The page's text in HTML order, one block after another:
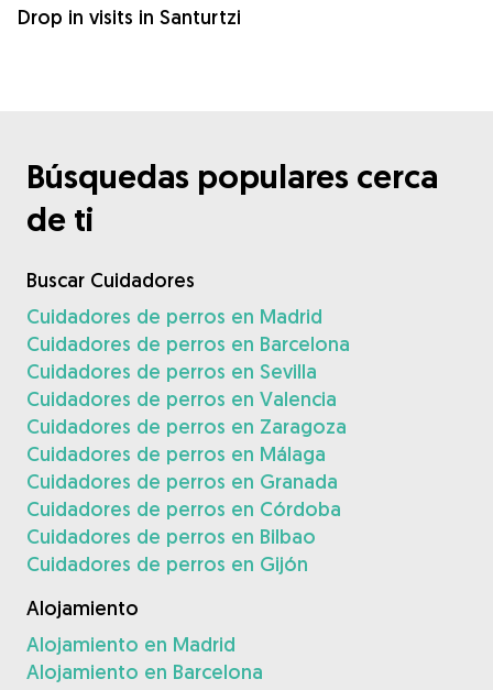
Drop in visits in Santurtzi
Búsquedas populares cerca
de ti
Buscar Cuidadores
Cuidadores de perros en Madrid
Cuidadores de perros en Barcelona
Cuidadores de perros en Sevilla
Cuidadores de perros en Valencia
Cuidadores de perros en Zaragoza
Cuidadores de perros en Málaga
Cuidadores de perros en Granada
Cuidadores de perros en Córdoba
Cuidadores de perros en Bilbao
Cuidadores de perros en Gijón
Alojamiento
Alojamiento en Madrid
Alojamiento en Barcelona